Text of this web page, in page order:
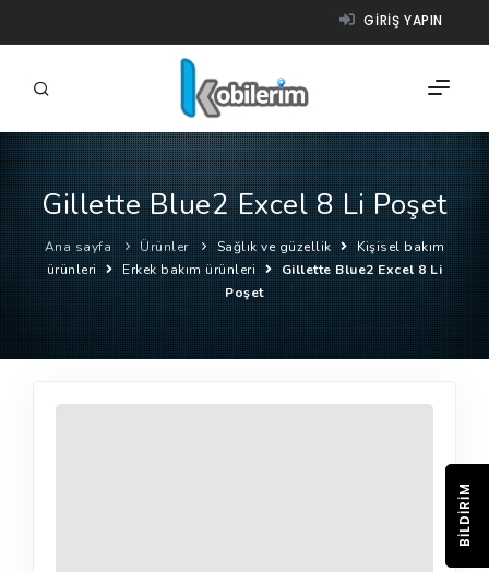
GIRIŞ YAPIN
FIRMALAR
ÜRÜNLER
NASIL ÇALIŞIR?
YARDIM
Gillette Blue2 Excel 8 Li Poşet
Ana sayfa Ürünler Sağlık ve güzellik
Kişisel bakım
ürünleri
Erkek bakım ürünleri
Gillette Blue2 Excel 8 Li
Poşet
BILDIRIM